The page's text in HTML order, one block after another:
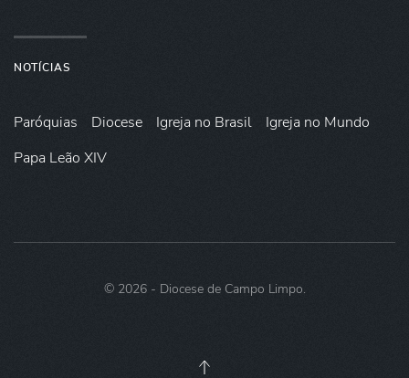
NOTÍCIAS
Paróquias Diocese Igreja no Brasil
Igreja no Mundo
Papa Leão XIV
© 2026- Diocese de Campo Limpo.